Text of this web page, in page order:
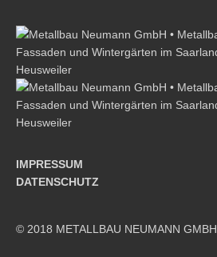
IMPRESSUM
DATENSCHUTZ
© 2018 METALLBAU NEUMANN GMBH